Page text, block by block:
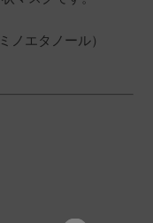
ノエタノール）